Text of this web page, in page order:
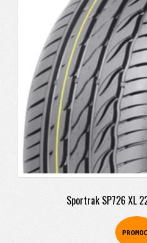
Sportrak SP726 XL
era:
$599.900.
es: